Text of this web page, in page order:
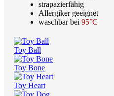
strapazierfähig
Allergiker geeignet
waschbar bei 95°C
Toy Ball
Toy Bone
Toy Heart